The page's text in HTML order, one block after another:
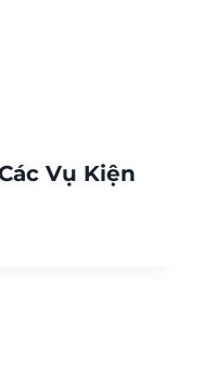
Vụ Kiện